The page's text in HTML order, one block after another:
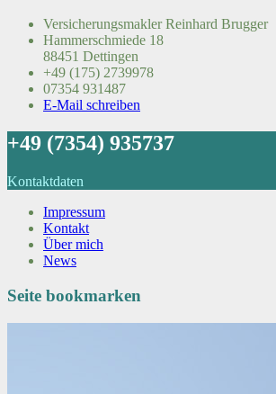
Versicherungsmakler Reinhard Brugger
Hammerschmiede 18
88451 Dettingen
+49 (175) 2739978
07354 931487
E-Mail schreiben
+49 (7354) 935737
Kontaktdaten
Impressum
Kontakt
Über mich
News
Seite bookmarken